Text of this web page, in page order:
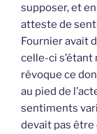
supposer, et
atteste de
Fournier avait
celle-ci s’étant
révoque ce
au pied de
sentiments
devait pas être